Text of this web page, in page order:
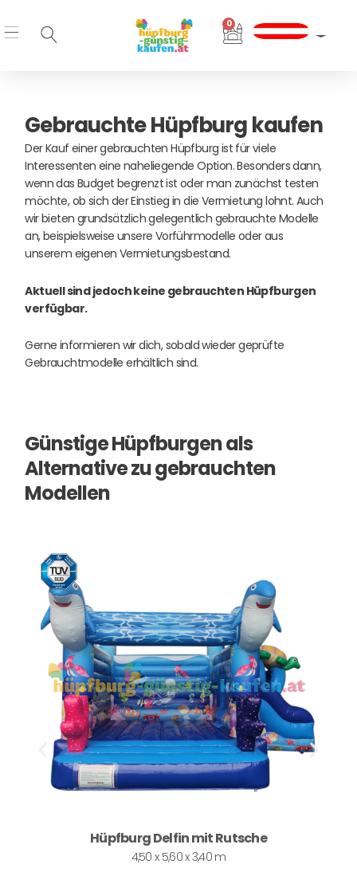
Inhalt
springen
0
Warenkorb
Gebrauchte Hüpfburg kaufen
Der Kauf einer gebrauchten Hüpfburg ist für viele
Interessenten eine naheliegende Option. Besonders dann,
wenn das Budget begrenzt ist oder man zunächst testen
möchte, ob sich der Einstieg in die Vermietung lohnt. Auch
wir bieten grundsätzlich gelegentlich gebrauchte Modelle
an, beispielsweise unsere Vorführmodelle oder aus
unserem eigenen Vermietungsbestand.
Aktuell sind jedoch keine gebrauchten Hüpfburgen
verfügbar.
Gerne informieren wir dich, sobald wieder geprüfte
Gebrauchtmodelle erhältlich sind.
Günstige Hüpfburgen als
Alternative zu gebrauchten
Modellen
Hüpfburg Delfin mit Rutsche
4,50 x 5,60 x 3,40 m